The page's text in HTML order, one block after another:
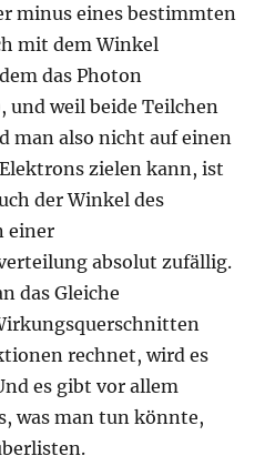
minus eines bestimmten
mit dem Winkel
das Photon
weil beide Teilchen
man also nicht auf einen
zielen kann, ist
der Winkel des
einer
absolut zufällig.
das Gleiche
rechnet, wird es
es gibt vor allem
was man tun könnte,